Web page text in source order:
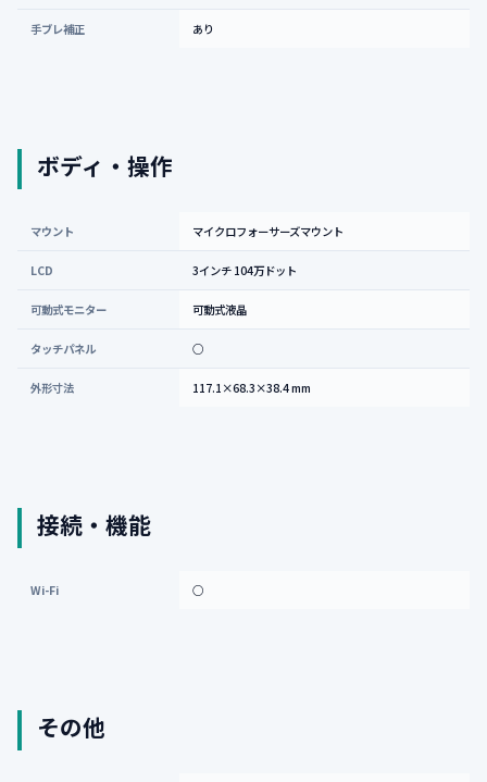
手ブレ補正 あり
ボディ・操作
マウント マイクロフォーサーズマウント
LCD 3インチ 104万ドット
可動式モニター 可動式液晶
タッチパネル ○
外形寸法 117.1×68.3×38.4 mm
接続・機能
Wi-Fi ○
その他